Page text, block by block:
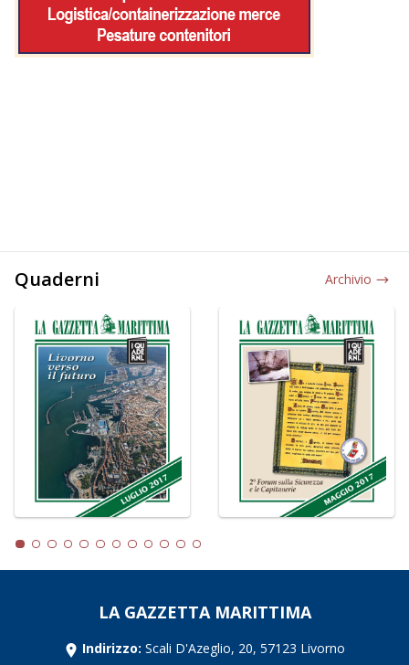
Quaderni Archivio
LA GAZZETTA MARITTIMA
Indirizzo: Scali D'Azeglio, 20, 57123 Livorno